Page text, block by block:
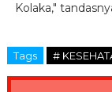
Kolaka,"
Tags #